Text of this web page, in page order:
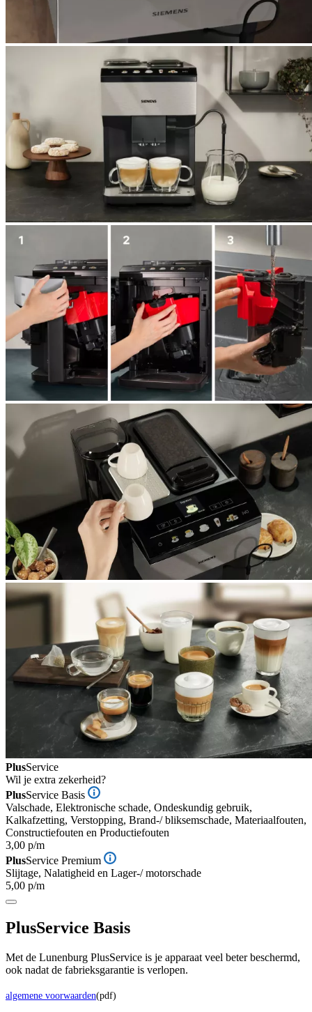
PlusService
Wil je extra zekerheid?
PlusService Basis
Valschade, Elektronische schade, Ondeskundig gebruik,
Kalkafzetting, Verstopping, Brand-/ bliksemschade, Materiaalfouten,
Constructiefouten en Productiefouten
3,00 p/m
PlusService Premium
Slijtage, Nalatigheid en Lager-/ motorschade
5,00 p/m
PlusService Basis
Met de Lunenburg PlusService is je apparaat veel beter beschermd,
ook nadat de fabrieksgarantie is verlopen.
algemene voorwaarden(pdf)